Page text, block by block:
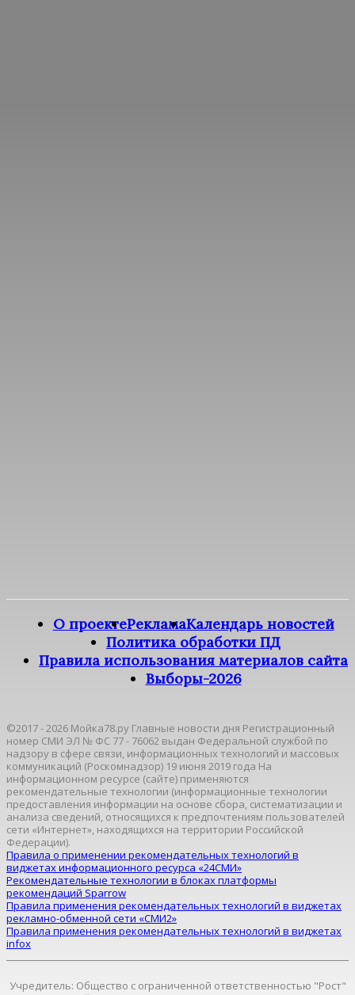
О проектеРекламаКалендарь новостей
Политика обработки ПД
Правила использования материалов сайта
Выборы-2026
©2017 - 2026 Мойка78.ру Главные новости дня Регистрационный
номер СМИ ЭЛ № ФС 77 - 76062 выдан Федеральной службой по
надзору в сфере связи, информационных технологий и массовых
коммуникаций (Роскомнадзор) 19 июня 2019 года На
информационном ресурсе (сайте) применяются
рекомендательные технологии (информационные технологии
предоставления информации на основе сбора, систематизации и
анализа сведений, относящихся к предпочтениям пользователей
сети «Интернет», находящихся на территории Российской
Федерации).
Правила о применении рекомендательных технологий в
виджетах информационного ресурса «24СМИ»
Рекомендательные технологии в блоках платформы
рекомендаций Sparrow
Правила применения рекомендательных технологий в виджетах
рекламно-обменной сети «СМИ2»
Правила применения рекомендательных технологий в виджетах
infox
Учредитель: Общество с ограниченной ответственностью "Рост"